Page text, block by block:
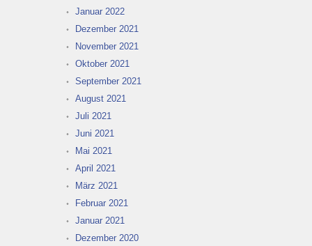
Januar 2022
Dezember 2021
November 2021
Oktober 2021
September 2021
August 2021
Juli 2021
Juni 2021
Mai 2021
April 2021
März 2021
Februar 2021
Januar 2021
Dezember 2020